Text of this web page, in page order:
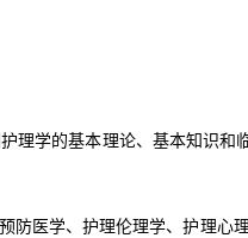
理学的基本理论、基本知识
医学、护理伦理学、护理心